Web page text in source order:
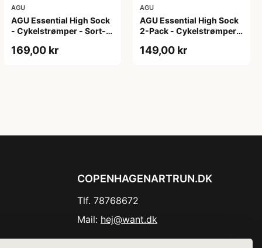
AGU
AGU Essential High Sock
- Cykelstrømper - Sort-
169,00 kr
AGU
AGU Essential High Sock
2-Pack - Cykelstrømper -
149,00 kr
COPENHAGENARTRUN.DK
Tlf. 78768672
Mail: hej@want.dk